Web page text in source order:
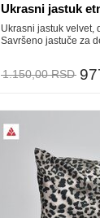
Ukrasni jastuk
Ukrasni jastuk velvet,
Savršeno jastuče za
1.150,00 RSD